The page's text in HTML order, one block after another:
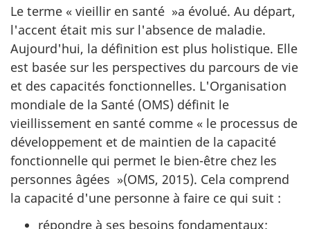
Le terme « vieillir en santé »a évolué. Au départ,
l'accent était mis sur l'absence de maladie.
Aujourd'hui, la définition est plus holistique. Elle
est basée sur les perspectives du parcours de vie
et des capacités fonctionnelles. L'Organisation
mondiale de la Santé (OMS) définit le
vieillissement en santé comme « le processus de
développement et de maintien de la capacité
fonctionnelle qui permet le bien-être chez les
personnes âgées »(OMS, 2015). Cela comprend
la capacité d'une personne à faire ce qui suit :
répondre à ses besoins fondamentaux;